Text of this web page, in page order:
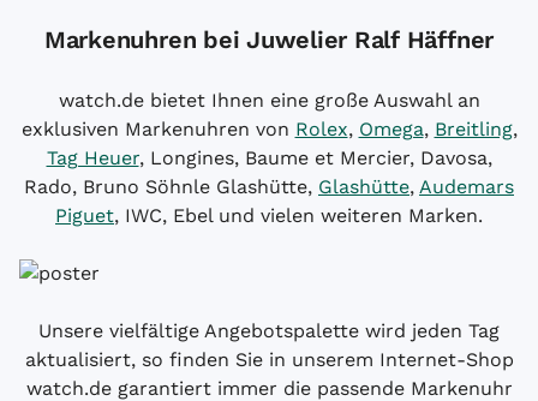
Markenuhren bei Juwelier Ralf Häffner
watch.de bietet Ihnen eine große Auswahl an
exklusiven Markenuhren von Rolex, Omega, Breitling,
Tag Heuer, Longines, Baume et Mercier, Davosa,
Rado, Bruno Söhnle Glashütte, Glashütte, Audemars
Piguet, IWC, Ebel und vielen weiteren Marken.
Unsere vielfältige Angebotspalette wird jeden Tag
aktualisiert, so finden Sie in unserem Internet-Shop
watch.de garantiert immer die passende Markenuhr